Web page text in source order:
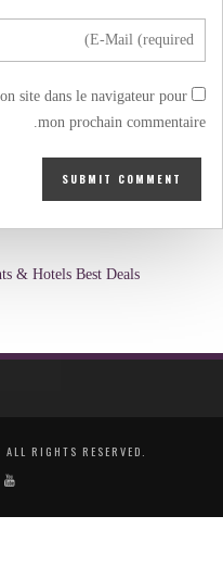
site dans le navigateur pour
mon prochain commentaire.
& Hotels Best Deals
RIGHTS RESERVED.